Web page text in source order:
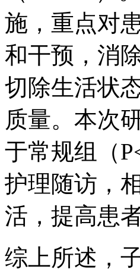
施，重点对
和干预，消
切除生活状
质量。本次
于常规组（
护理随访，
活，提高患
综上所述，